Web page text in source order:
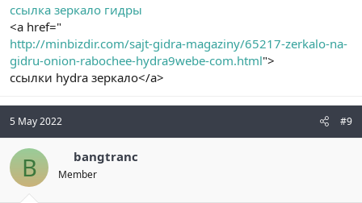
ссылка зеркало гидры
<a href="
http://minbizdir.com/sajt-gidra-magaziny/65217-zerkalo-na-
gidru-onion-rabochee-hydra9webe-com.html">
ссылки hydra зеркало</a>
5 May 2022 #9
B bangtranc
Member